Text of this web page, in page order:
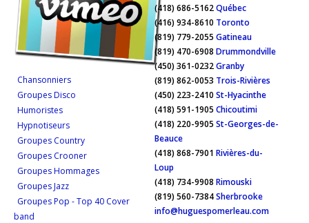
Chansonniers
Groupes Disco
Humoristes
Hypnotiseurs
Groupes Country
Groupes Crooner
Groupes Hommages
Groupes Jazz
Groupes Pop - Top 40 Cover
band
(418) 686-5162Québec
(416) 934-8610 Toronto
(819) 779-2055 Gatineau
(819) 470-6908 Drummondville
(450) 361-0232Granby
(819) 862-0053 Trois-Rivières
(450) 223-2410 St-Hyacinthe
(418) 591-1905 Chicoutimi
(418) 220-9905 St-Georges-de-
Beauce
(418) 868-7901 Rivières-du-
Loup
(418) 734-9908 Rimouski
(819) 560-7384Sherbrooke
info@huguespomerleau.com